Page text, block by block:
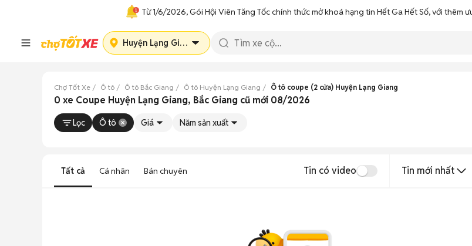
Từ 1/6/2026, Gói Hội Viên Tăng Tốc chính thức mở khoá hạng tin Hết Ga Hết Số, với thêm
Huyện Lạng Giang
Chợ Tốt Xe Ô tô Ô tô Bắc Giang Ô tô Huyện Lạng Giang Ô tô coupe (2 cửa) Huyện Lạng Giang
0 xe Coupe Huyện Lạng Giang, Bắc Giang cũ mới 08/2026
Lọc Ô tô Giá Năm sản xuất
Tất cả Cá nhân Bán chuyên Tin có video Tin mới nhất